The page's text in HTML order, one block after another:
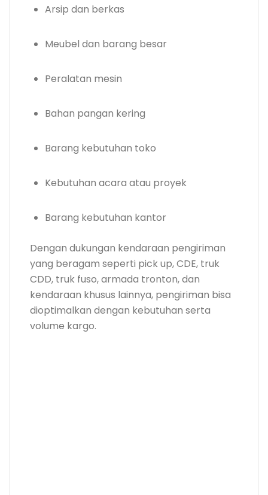
Arsip dan berkas
Meubel dan barang besar
Peralatan mesin
Bahan pangan kering
Barang kebutuhan toko
Kebutuhan acara atau proyek
Barang kebutuhan kantor
Dengan dukungan kendaraan pengiriman
yang beragam seperti pick up, CDE, truk
CDD, truk fuso, armada tronton, dan
kendaraan khusus lainnya, pengiriman bisa
dioptimalkan dengan kebutuhan serta
volume kargo.